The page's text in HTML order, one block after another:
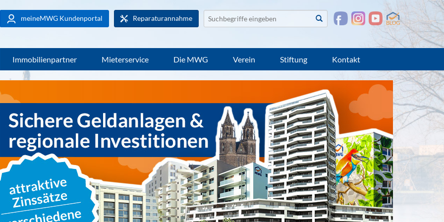
meineMWG Kundenportal Reparaturannahme
durchsuchen
Suchen
Immobilienpartner Mieterservice Die MWG Verein Stiftung Kontakt